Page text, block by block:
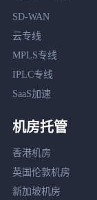
SD-WAN
云专线
MPLS专线
IPLC专线
SaaS加速
机房托管
香港机房
英国伦敦机房
新加坡机房